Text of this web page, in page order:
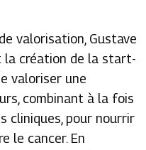
valorisation, Gustave
la création de la start-
valoriser une
combinant à la fois
cliniques, pour nourrir
le cancer. En